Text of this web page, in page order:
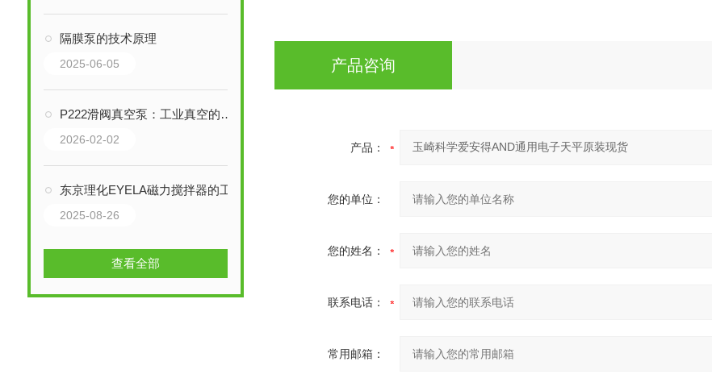
隔膜泵的技术原理
2025-06-05
P222滑阀真空泵：工业真空的耐用心脏，揭秘三十年的设计奥秘
2026-02-02
东京理化EYELA磁力搅拌器的工作原理是什么
2025-08-26
查看全部
产品咨询
产品：
您的单位：
您的姓名：
联系电话：
常用邮箱：